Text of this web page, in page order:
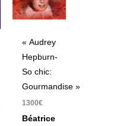
« Audrey
Hepburn-
So chic:
Gourmandise »
1300€
Béatrice